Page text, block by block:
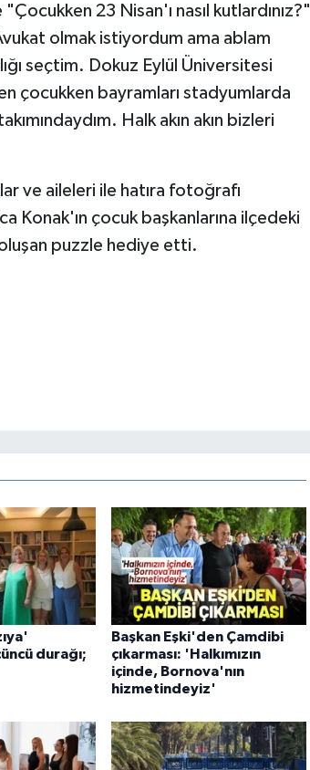
23 Nisan'ı nasıl kutlardınız?"
olmak istiyordum ama ablam
seçtim. Dokuz Eylül Üniversitesi
çocukken bayramları stadyumlarda
Halk akın akın bizleri
ve aileleri ile hatıra fotoğrafı
Konak'ın çocuk başkanlarına ilçedeki
oluşan puzzle hediye etti.
durağı;
Başkan Eşki'den Çamdibi
çıkarması: 'Halkımızın
içinde, Bornova'nın
hizmetindeyiz'